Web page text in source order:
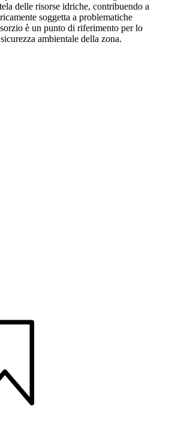
delle risorse idriche, contribuendo a
soggetta a problematiche
è un punto di riferimento per lo
ambientale della zona.